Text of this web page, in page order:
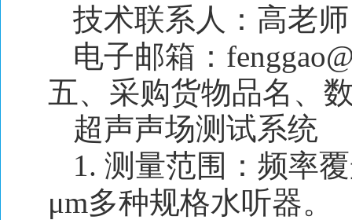
技术联系人： 高
电子邮箱：
五、采购货物品名、
超声声场测试系
1. 测量范围：频率
μm多种规格水听器。